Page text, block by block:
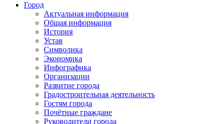
Город
Актуальная информация
Общая информация
История
Устав
Символика
Экономика
Инфографика
Организации
Развитие города
Градостроительная деятельность
Гостям города
Почётные граждане
Руководители города